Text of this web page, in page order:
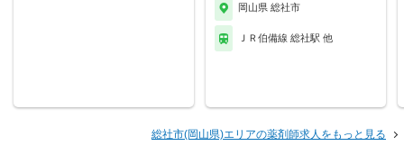
岡山県 総社市
ＪＲ伯備線 総社駅 他
総社市(岡山県)エリアの薬剤師求人をもっと見る